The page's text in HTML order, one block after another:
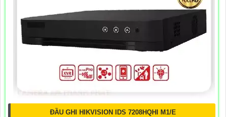
ĐẦU GHI HIKVISION IDS 7208HQHI M1/E